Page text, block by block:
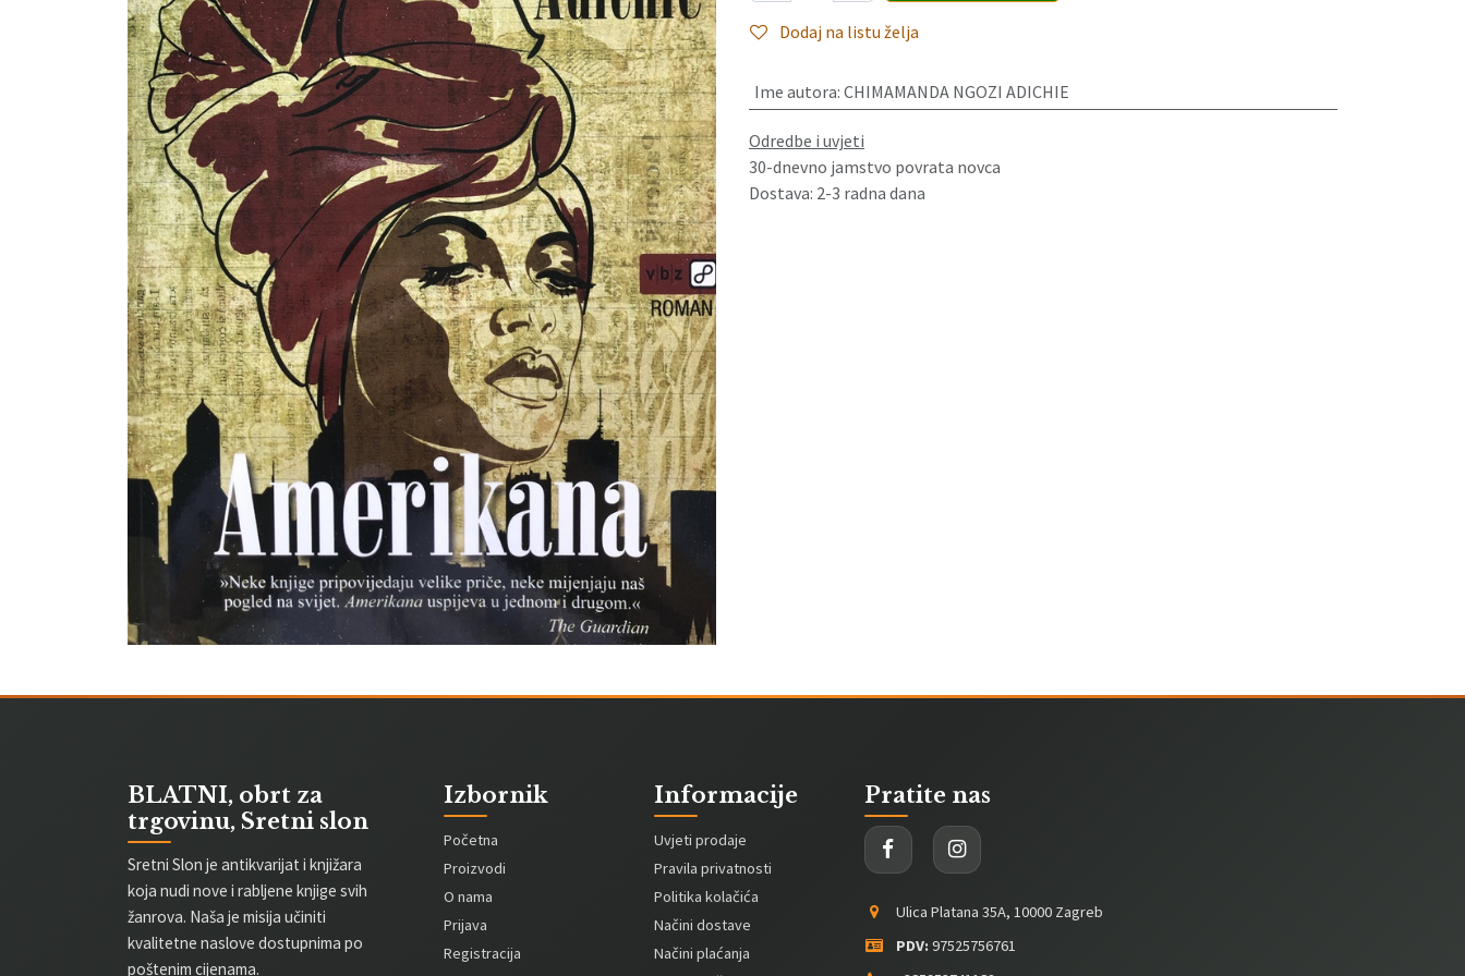
Dodaj na listu želja
Ime autora: CHIMAMANDA NGOZI ADICHIE
Odredbe i uvjeti
30-dnevno jamstvo povrata novca
Dostava: 2-3 radna dana
BLATNI, obrt za
trgovinu, Sretni slon
Sretni Slon je antikvarijat i knjižara
koja nudi nove i rabljene knjige svih
žanrova. Naša je misija učiniti
kvalitetne naslove dostupnima po
poštenim cijenama.
Izbornik
Početna
Proizvodi
O nama
Prijava
Registracija
Informacije
Uvjeti prodaje
Pravila privatnosti
Politika kolačića
Načini dostave
Načini plaćanja
Pratite nas
Ulica Platana 35A, 10000 Zagreb
PDV: 97525756761